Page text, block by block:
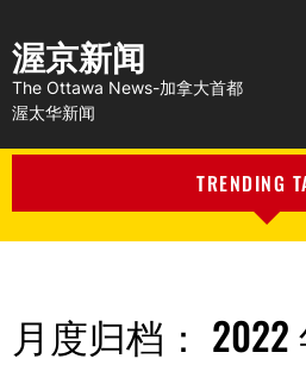
渥京新闻
The Ottawa News-加拿大首都
渥太华新闻
TRENDING
月度归档： 2022